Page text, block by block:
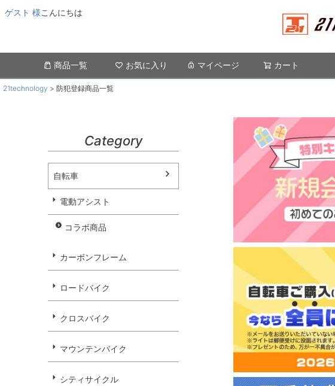
ゲスト 様こんにちは
商品一覧 お気に入り マイページ カート
21technology 防犯登録商品一覧
Category
自転車
電動アシスト
コラボ商品
カーボンフレーム
ロードバイク
クロスバイク
マウンテンバイク
シティサイクル
キーワード
価格
電動アシスト自転車